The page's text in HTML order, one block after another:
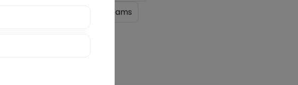
Broths and creams